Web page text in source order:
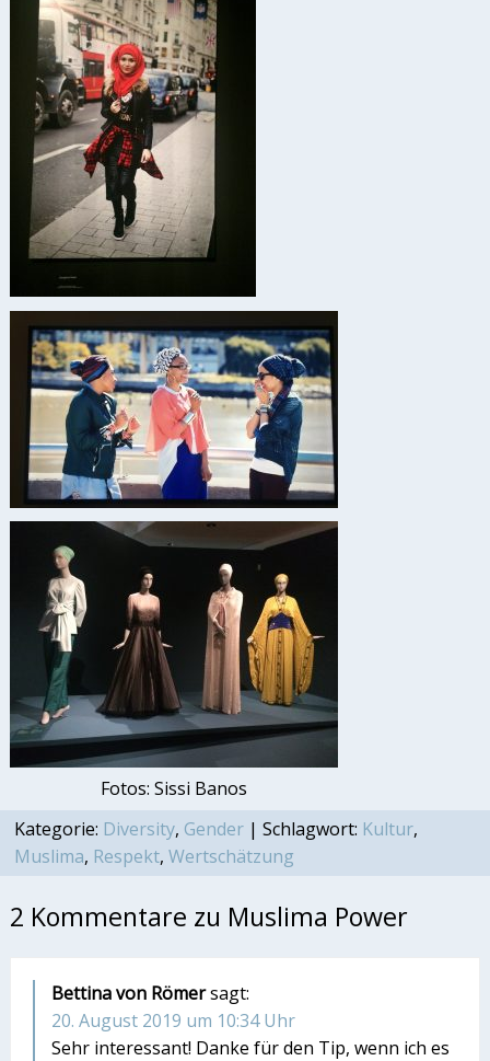
Fotos: Sissi Banos
Kategorie: Diversity, Gender | Schlagwort: Kultur,
Muslima, Respekt,Wertschätzung
2 Kommentare zu Muslima Power
Bettina von Römersagt:
20. August 2019 um 10:34 Uhr
Sehr interessant! Danke für den Tip, wenn ich es